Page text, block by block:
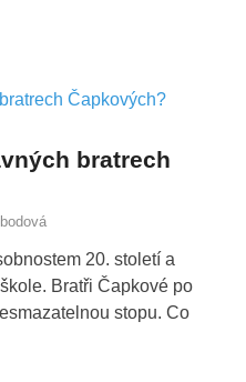
bratrech
20. století a
Bratři Čapkové po
stopu. Co